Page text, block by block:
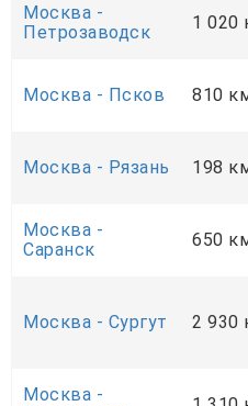
Москва -
Петрозаводск
1 020
Москва - Псков 810
Москва - Рязань 198
Москва -
Саранск
650
Москва - Сургут 2 930
Москва -